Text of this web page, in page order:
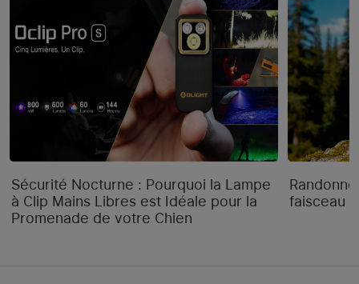
Sécurité Nocturne : Pourquoi la Lampe
à Clip Mains Libres est Idéale pour la
Promenade de votre Chien
faisceau